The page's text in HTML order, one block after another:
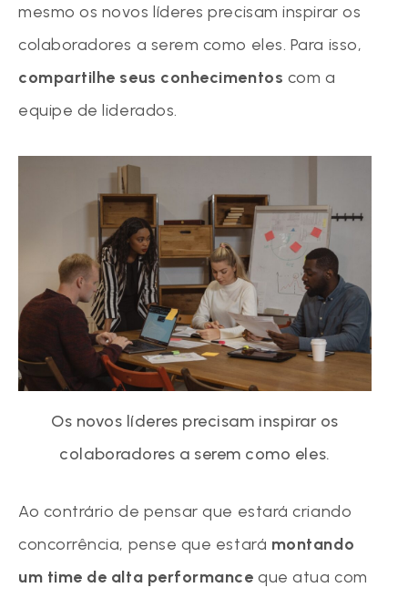
mesmo os novos líderes precisam inspirar os
colaboradores a serem como eles. Para isso,
compartilhe seus conhecimentos com a
equipe de liderados.
Os novos líderes precisam inspirar os
colaboradores a serem como eles.
Ao contrário de pensar que estará criando
concorrência, pense que estará montando
um time de alta performanceque atua com